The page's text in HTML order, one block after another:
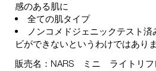
感のある肌に
全ての肌タイプ
ノンコメドジェニックテスト
ビができないというわけではあり
販売名：NARS ミニ ライトリ